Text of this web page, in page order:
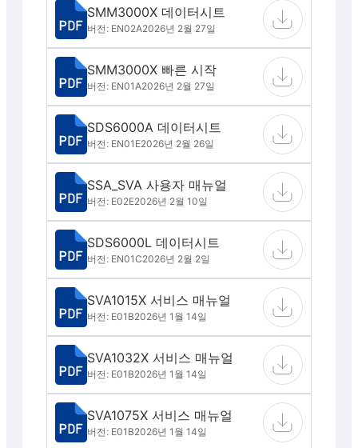
SMM3000X 데이터시트
버전: EN02A2026년 2월 27일
SMM3000X 빠른 시작
버전: EN01A2026년 2월 27일
SDS6000A 데이터시트
버전: EN01E2026년 2월 26일
SSA_SVA 사용자 매뉴얼
버전: E02E2026년 2월 10일
SDS6000L 데이터시트
버전: EN01C2026년 2월 2일
SVA1015X 서비스 매뉴얼
버전: E01B2026년 1월 14일
SVA1032X 서비스 매뉴얼
버전: E01B2026년 1월 14일
SVA1075X 서비스 매뉴얼
버전: E01B2026년 1월 14일